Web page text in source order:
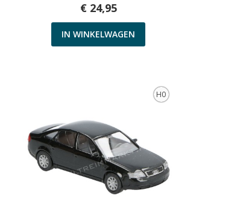
€ 24,95
IN WINKELWAGEN
H0